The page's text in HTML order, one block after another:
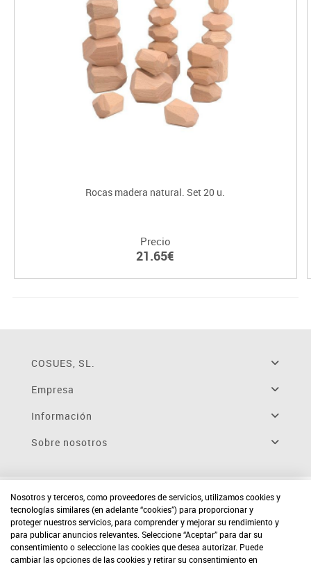
Rocas madera natural. Set 20 u.
Precio
21.65€
COSUES, SL.
Empresa
Información
Sobre nosotros
Nosotros y terceros, como proveedores de servicios, utilizamos cookies y
tecnologías similares (en adelante “cookies”) para proporcionar y
proteger nuestros servicios, para comprender y mejorar su rendimiento y
para publicar anuncios relevantes. Seleccione “Aceptar” para dar su
consentimiento o seleccione las cookies que desea autorizar. Puede
cambiar las opciones de las cookies y retirar su consentimiento en